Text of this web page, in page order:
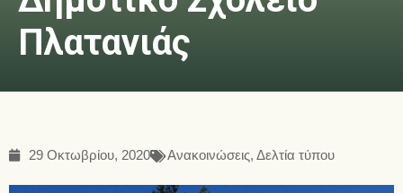
Πλατανιάς
29 Οκτωβρίου, 2020 Ανακοινώσεις,Δελτία τύπου